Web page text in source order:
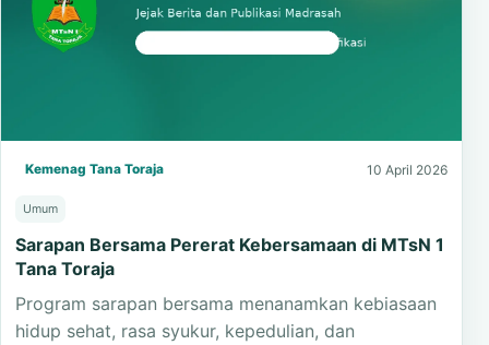
Kemenag Tana Toraja 10 April 2026
Umum
Sarapan Bersama Pererat Kebersamaan di MTsN 1
Tana Toraja
Program sarapan bersama menanamkan kebiasaan
hidup sehat, rasa syukur, kepedulian, dan